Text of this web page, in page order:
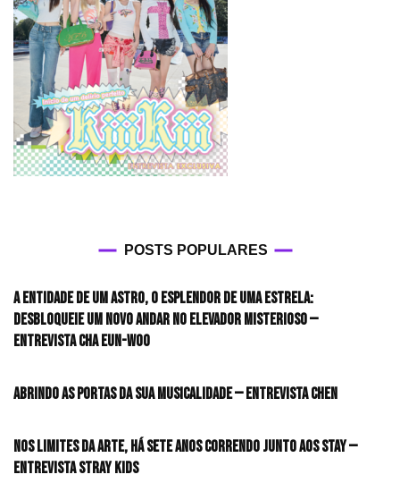
POSTS POPULARES
A entidade de um astro, o esplendor de uma estrela:
desbloqueie um novo andar no elevador misterioso —
Entrevista CHA EUN-WOO
Abrindo as portas da sua musicalidade — Entrevista CHEN
Nos limites da arte, há sete anos correndo junto aos STAY —
Entrevista Stray Kids